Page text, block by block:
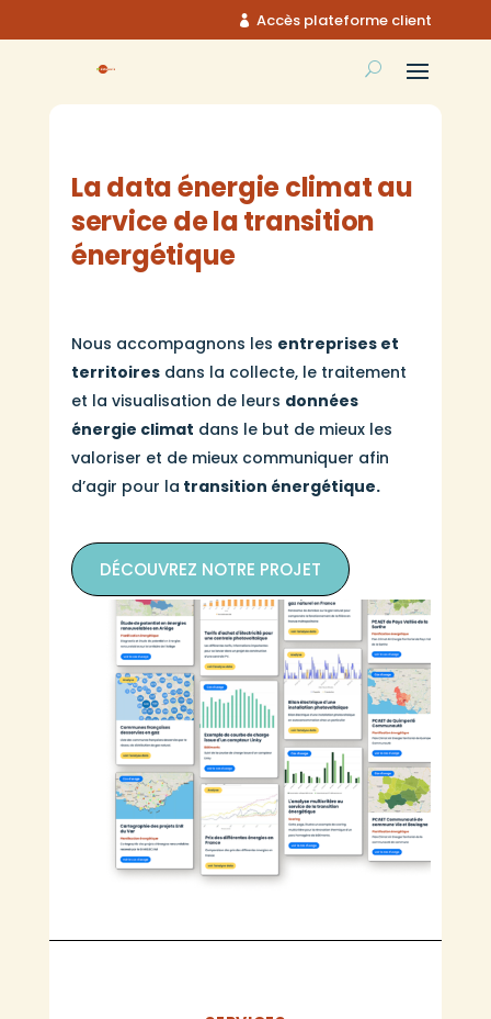
Accès plateforme client
La data énergie climat au
service de la transition
énergétique
Nous accompagnons les entreprises et
territoiresdans la collecte, le traitement
et la visualisation de leurs données
énergie climat dans le but de mieux les
valoriser et de mieux communiquer afin
d’agir pour la transition énergétique.
DÉCOUVREZ NOTRE PROJET